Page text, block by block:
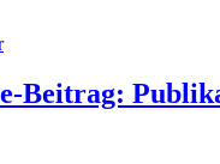
Beitrag: